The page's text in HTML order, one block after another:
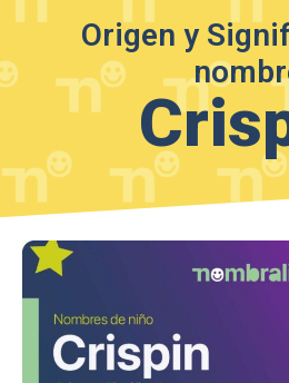
Origen y